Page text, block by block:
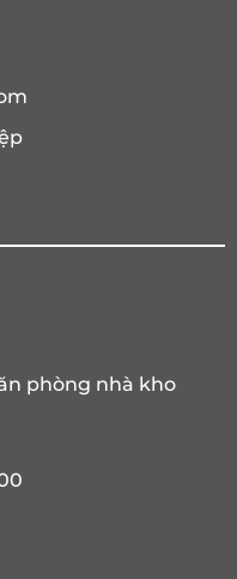
phòng nhà kho